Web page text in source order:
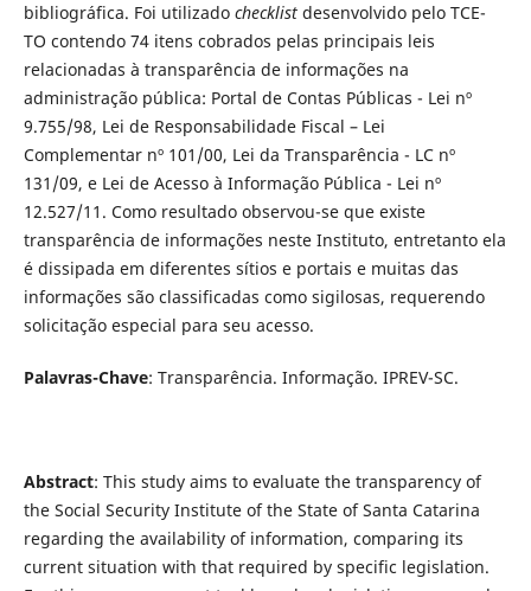
bibliográfica. Foi utilizado checklistdesenvolvido pelo TCE-
TO contendo 74 itens cobrados pelas principais leis
relacionadas à transparência de informações na
administração pública: Portal de Contas Públicas - Lei nº
9.755/98, Lei de Responsabilidade Fiscal – Lei
Complementar nº 101/00, Lei da Transparência - LC nº
131/09, e Lei de Acesso à Informação Pública - Lei nº
12.527/11. Como resultado observou-se que existe
transparência de informações neste Instituto, entretanto ela
é dissipada em diferentes sítios e portais e muitas das
informações são classificadas como sigilosas, requerendo
solicitação especial para seu acesso.
Palavras-Chave: Transparência. Informação. IPREV-SC.
Abstract: This study aims to evaluate the transparency of
the Social Security Institute of the State of Santa Catarina
regarding the availability of information, comparing its
current situation with that required by specific legislation.